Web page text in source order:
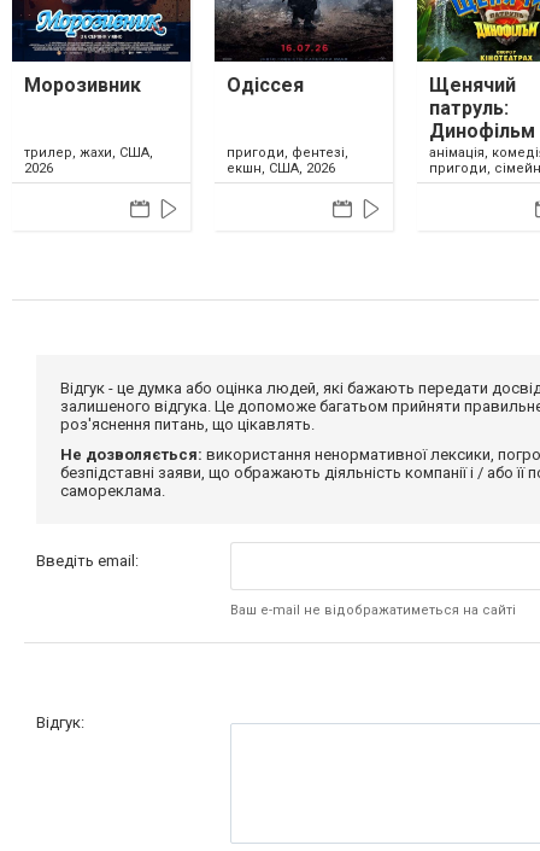
Морозивник
трилер, жахи, США,
2026
Одіссея
пригоди, фентезі,
екшн, США, 2026
Щенячий
патруль:
Динофільм
анімація,
пригоди,
США, 2026
Відгук - це думка або оцінка людей, які бажають передати
залишеного відгука. Це допоможе багатьом прийняти
роз'яснення питань, що цікавлять.
Не дозволяється: використання ненормативної лексики,
безпідставні заяви, що ображають діяльність компанії і / або
самореклама.
Введіть email:
Ваш e-mail не відображатиметься на сайті
Відгук: